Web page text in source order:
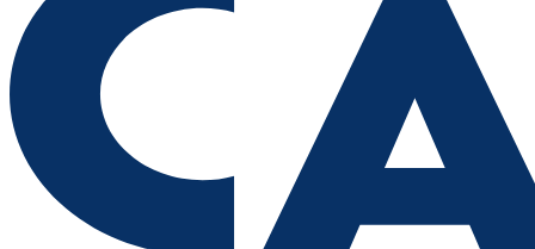
Музыка, танц-драма и балет: что ждет гостей осеннего
фестиваля "Шостакович. Над временем"
05.08.2026 | 15:04
В Самарской области 6 августа объявили штормовое
предупреждение из-за жары
05.08.2026 | 15:01
Проиграли с крупным счетом в гостях: женские "Крылья
Советов" уступили ЦСКА
05.08.2026 | 14:58
В Самаре будущим мамам рассказали о важности грудного
вскармливания